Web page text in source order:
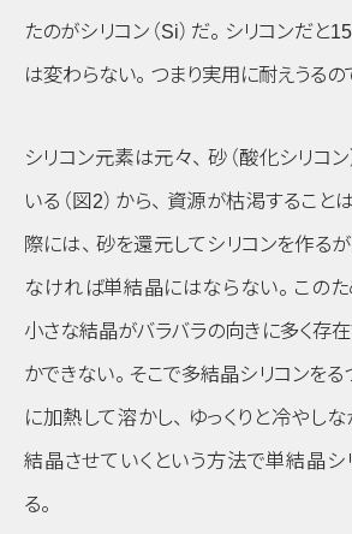
たのがシリコン （Si） だ。 シリコンだと
は変わらない。 つまり実用に耐えうるの
シリコン元素は元々、 砂 （酸化シリコン
いる （図2） から、 資源が枯渇すること
際には、 砂を還元してシリコンを作るが
なければ単結晶にはならない。 この
小さな結晶がバラバラの向きに多く存
かできない。 そこで多結晶シリコンを
に加熱して溶かし、
ゆっくりと冷やし
結晶させていくという方法で単結晶シ
る。